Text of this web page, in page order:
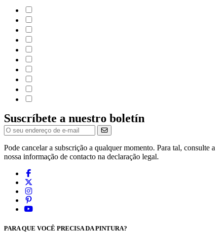
Suscríbete a nuestro boletín
Pode cancelar a subscrição a qualquer momento. Para tal, consulte a
nossa informação de contacto na declaração legal.
PARA QUE VOCÊ PRECISA DA PINTURA?